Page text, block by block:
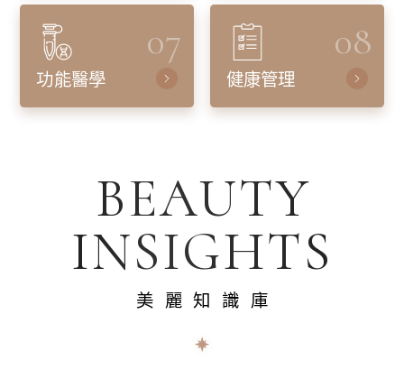
07
功能醫學
08
健康管理
BEAUTY
INSIGHTS
美麗知識庫